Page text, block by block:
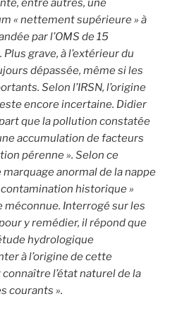
entre autres, une
« nettement supérieure » à
par l’OMS de 15
grave, à l’extérieur du
dépassée, même si les
Selon l’IRSN, l’origine
encore incertaine. Didier
que la pollution constatée
accumulation de facteurs
pérenne ». Selon ce
marquage anormal de la nappe
historique »
méconnue. Interrogé sur les
y remédier, il répond que
hydrologique
à l’origine de cette
l’état naturel de la
courants ».